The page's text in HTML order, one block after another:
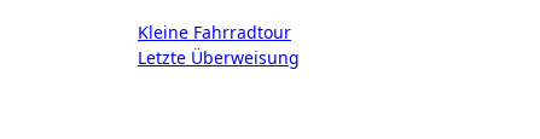
Beitragsnavigation
Kleine Fahrradtour
Letzte Überweisung